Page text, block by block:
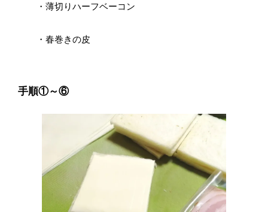
・薄切りハーフベーコン
・春巻きの皮
手順①～⑥